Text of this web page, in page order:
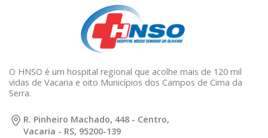
O HNSO é um hospital regional que acolhe mais de 120 mil
vidas de Vacaria e oito Municípios dos Campos de Cima da
Serra.
R. Pinheiro Machado, 448 - Centro,
Vacaria - RS, 95200-139